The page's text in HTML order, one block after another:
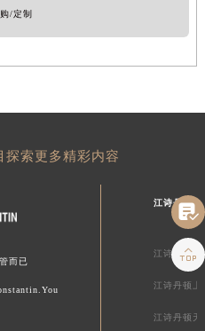
/定制
探索更多精彩内容
而已
江诗丹顿中
江诗丹顿北
江诗丹顿上
江诗丹顿天

